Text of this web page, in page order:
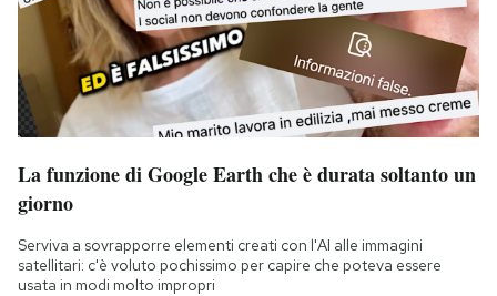
La funzione di Google Earth che è durata soltanto un
giorno
Serviva a sovrapporre elementi creati con l'AI alle immagini
satellitari: c'è voluto pochissimo per capire che poteva essere
usata in modi molto impropri